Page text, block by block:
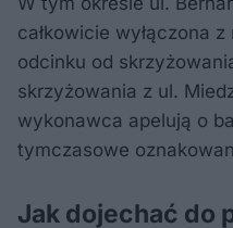
całkowicie wyłączona z
odcinku od
skrzyżowania z ul.
wykonawca apelują o
tymczasowe
Jak dojechać do